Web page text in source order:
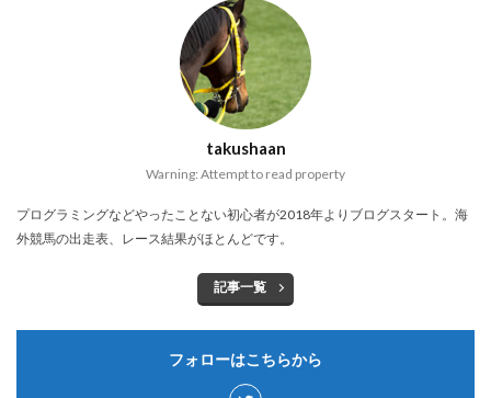
takushaan
Warning: Attempt to read property
プログラミングなどやったことない初心者が2018年よりブログスタート。海
外競馬の出走表、レース結果がほとんどです。
記事一覧
フォローはこちらから